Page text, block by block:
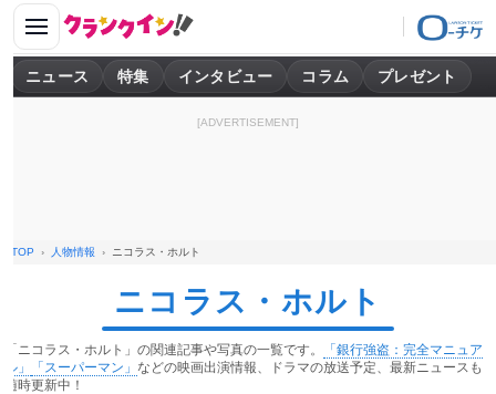
ニュース 特集 インタビュー コラム プレゼント
[ADVERTISEMENT]
TOP 人物情報 ニコラス・ホルト
ニコラス・ホルト
「ニコラス・ホルト」の関連記事や写真の一覧です。
「銀行強盗：完全マニュア
ル」
「スーパーマン」 などの映画出演情報、ドラマの放送予定、最新ニュースも
随時更新中！